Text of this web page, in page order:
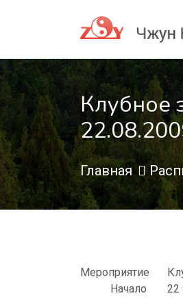
Клубное
Главная
Мероприятие
Начало
22